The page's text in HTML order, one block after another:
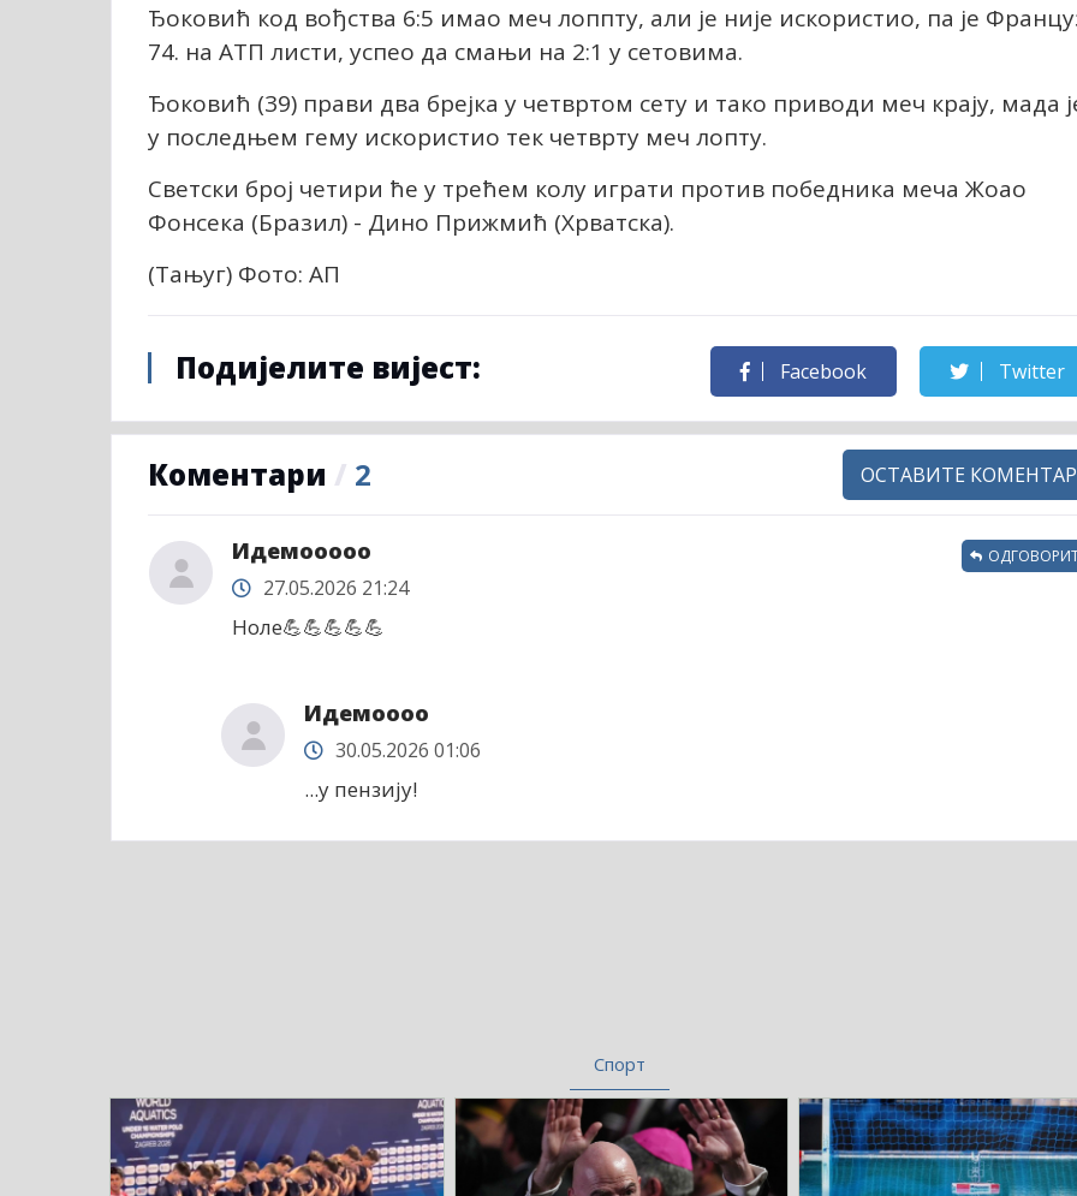
Ђоковић код вођства 6:5 имао меч лоппту, али је није искористио, па је
74. на АТП листи, успео да смањи на 2:1 у сетовима.
Ђоковић (39) прави два брејка у четвртом сету и тако приводи меч крају, мада
у последњем гему искористио тек четврту меч лопту.
Светски број четири ће у трећем колу играти против победника меча Жоао
Фонсека (Бразил) - Дино Прижмић (Хрватска).
(Тањуг) Фото: АП
Подијелите вијест: Facebook Twitter
Коментари / 2 ОСТАВИТЕ КОМЕНТАР
Идемооооо
27.05.2026 21:24
Ноле💪💪💪💪💪
Идемоооо
30.05.2026 01:06
...у пензију!
Спорт